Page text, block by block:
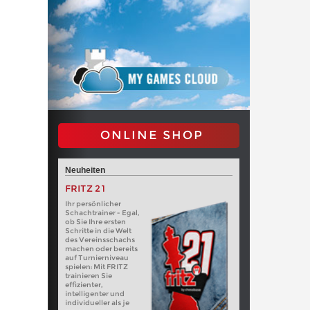
ONLINE SHOP
Neuheiten
FRITZ 21
Ihr persönlicher
Schachtrainer - Egal,
ob Sie Ihre ersten
Schritte in die Welt
des Vereinsschachs
machen oder bereits
auf Turnierniveau
spielen: Mit FRITZ
trainieren Sie
effizienter,
intelligenter und
individueller als je